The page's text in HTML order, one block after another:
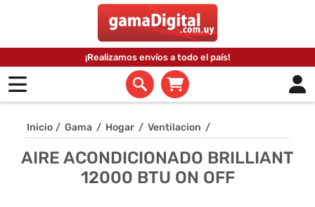
¡Realizamos envíos a todo el país!
Inicio / Gama / Hogar / Ventilacion /
AIRE ACONDICIONADO BRILLIANT
12000 BTU ON OFF